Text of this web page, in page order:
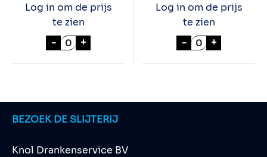
Log in om de prijs
te zien
- ROYAL CLUB TONIC BLIK 24x33cl aantal
+
Log in om de prijs
te zien
- PEPSI COLA
+
BEZOEK DE SLIJTERIJ
Knol Drankenservice BV